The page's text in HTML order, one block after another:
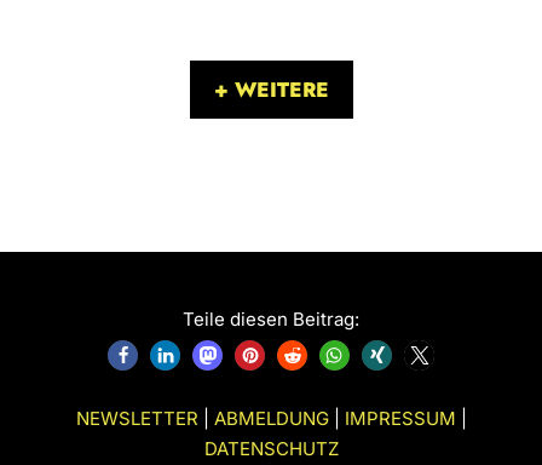
+ WEITERE
Teile diesen Beitrag:
NEWSLETTER ABMELDUNG IMPRESSUM
DATENSCHUTZ